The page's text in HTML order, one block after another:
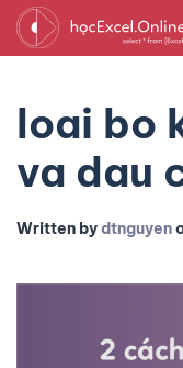
loai bo
va dau
Written bydtnguyen